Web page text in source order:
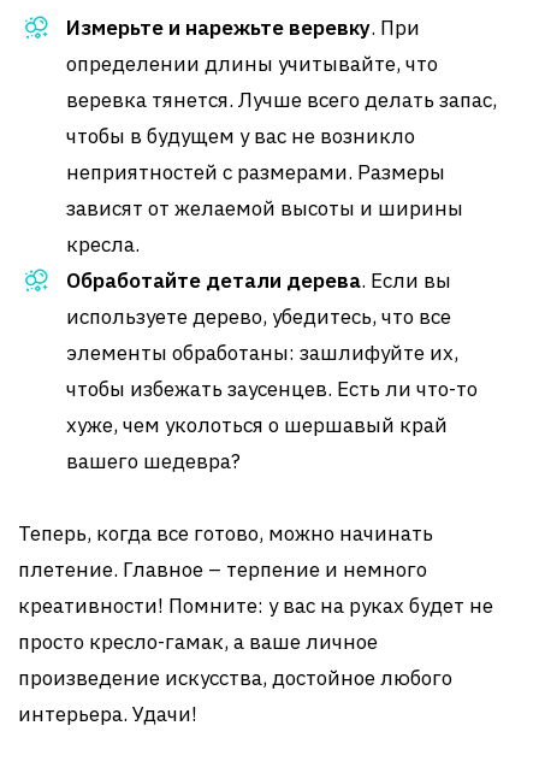
Измерьте и нарежьте веревку. При
определении длины учитывайте, что
веревка тянется. Лучше всего делать запас,
чтобы в будущем у вас не возникло
неприятностей с размерами. Размеры
зависят от желаемой высоты и ширины
кресла.
Обработайте детали дерева. Если вы
используете дерево, убедитесь, что все
элементы обработаны: зашлифуйте их,
чтобы избежать заусенцев. Есть ли что-то
хуже, чем уколоться о шершавый край
вашего шедевра?
Теперь, когда все готово, можно начинать
плетение. Главное – терпение и немного
креативности! Помните: у вас на руках будет не
просто кресло-гамак, а ваше личное
произведение искусства, достойное любого
интерьера. Удачи!